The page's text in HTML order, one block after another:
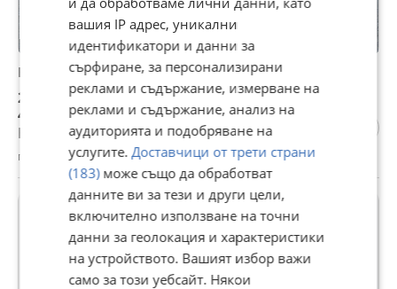
Багер Hitachi FB100-Нов внос!
24 800 €
48 504,58 лв
Не се начислява ДДС
гр. Симитли, Благоевград, 03 август
вашия IP адрес, уникални
идентификатори и данни за
сърфиране, за персонализирани
реклами и съдържание, измерване на
реклами и съдържание, анализ на
аудиторията и подобряване на
услугите.Доставчици от трети страни
(183)може също да обработват
данните ви за тези и други цели,
включително използване на точни
данни за геолокация и характеристики
на устройството. Вашият избор важи
само за този уебсайт. Някои